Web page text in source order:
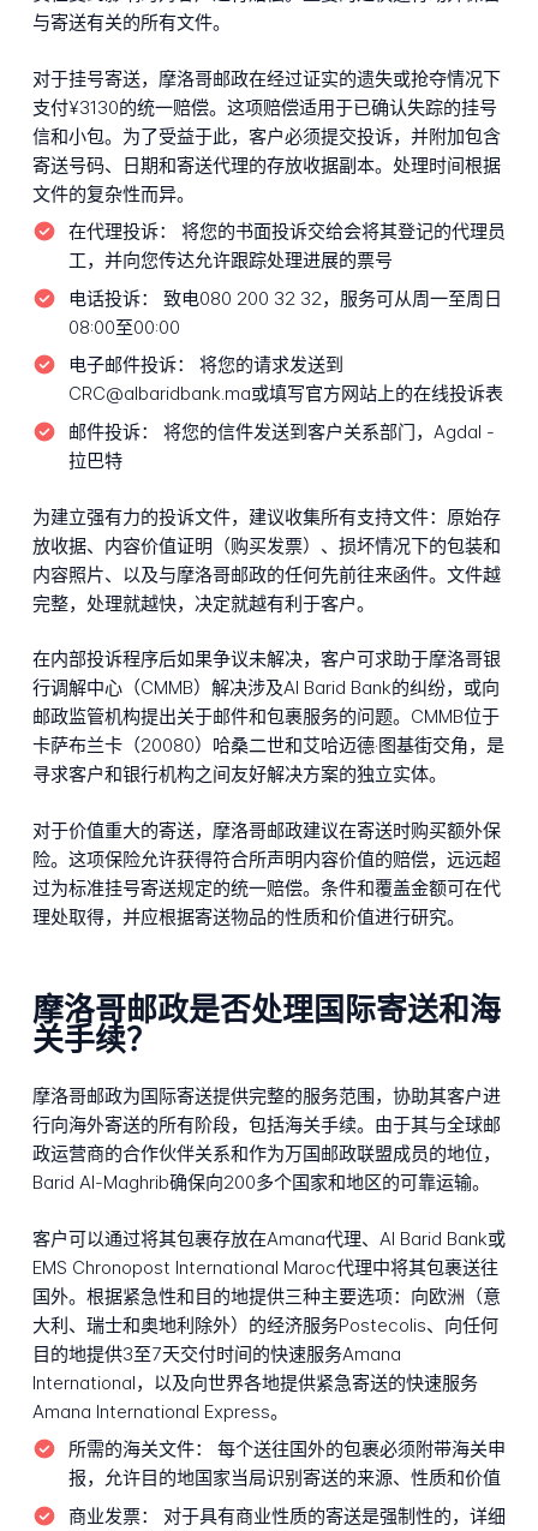
与寄送有关的所有文件。
对于挂号寄送，摩洛哥邮政在经过证实的遗失或抢夺情况下
支付¥3130的统一赔偿。这项赔偿适用于已确认失踪的挂号
信和小包。为了受益于此，客户必须提交投诉，并附加包含
寄送号码、日期和寄送代理的存放收据副本。处理时间根据
文件的复杂性而异。
在代理投诉：
将您的书面投诉交给会将其登记的代理员
工，并向您传达允许跟踪处理进展的票号
电话投诉：
致电080 200 32 32，服务可从周一至周日
08:00至00:00
电子邮件投诉：
将您的请求发送到
CRC@albaridbank.ma或填写官方网站上的在线投诉表
邮件投诉：
将您的信件发送到客户关系部门，Agdal -
拉巴特
为建立强有力的投诉文件，建议收集所有支持文件：原始存
放收据、内容价值证明（购买发票）、损坏情况下的包装和
内容照片、以及与摩洛哥邮政的任何先前往来函件。文件越
完整，处理就越快，决定就越有利于客户。
在内部投诉程序后如果争议未解决，客户可求助于摩洛哥银
行调解中心（CMMB）解决涉及Al Barid Bank的纠纷，或向
邮政监管机构提出关于邮件和包裹服务的问题。CMMB位于
卡萨布兰卡（20080）哈桑二世和艾哈迈德·图基街交角，是
寻求客户和银行机构之间友好解决方案的独立实体。
对于价值重大的寄送，摩洛哥邮政建议在寄送时购买额外保
险。这项保险允许获得符合所声明内容价值的赔偿，远远超
过为标准挂号寄送规定的统一赔偿。条件和覆盖金额可在代
理处取得，并应根据寄送物品的性质和价值进行研究。
摩洛哥邮政是否处理国际寄送和海
关手续？
摩洛哥邮政为国际寄送提供完整的服务范围，协助其客户进
行向海外寄送的所有阶段，包括海关手续。由于其与全球邮
政运营商的合作伙伴关系和作为万国邮政联盟成员的地位，
Barid Al-Maghrib确保向200多个国家和地区的可靠运输。
客户可以通过将其包裹存放在Amana代理、Al Barid Bank或
EMS Chronopost International Maroc代理中将其包裹送往
国外。根据紧急性和目的地提供三种主要选项：向欧洲（意
大利、瑞士和奥地利除外）的经济服务Postecolis、向任何
目的地提供3至7天交付时间的快速服务Amana
International，以及向世界各地提供紧急寄送的快速服务
Amana International Express。
所需的海关文件：
每个送往国外的包裹必须附带海关申
报，允许目的地国家当局识别寄送的来源、性质和价值
商业发票：
对于具有商业性质的寄送是强制性的，详细